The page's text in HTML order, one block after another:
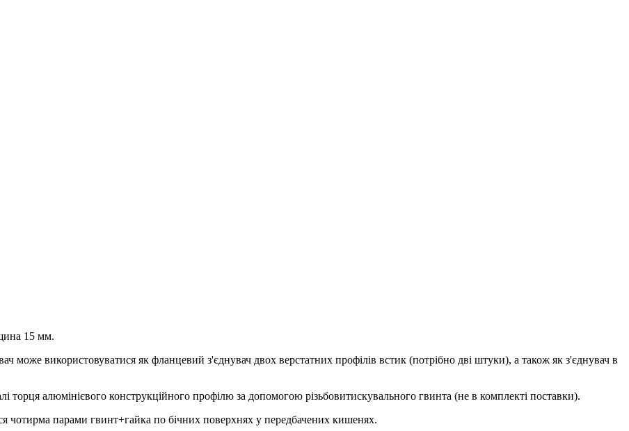
15 мм.
може використовуватися як фланцевий з'єднувач двох верстатних профілів встик (потрібно дві штуки), а також як з'єднувач в
торця алюмінієвого конструкційного профілю за допомогою різьбовитискувального гвинта (не в комплекті поставки).
чотирма парами гвинт+гайка по бічних поверхнях у передбачених кишенях.